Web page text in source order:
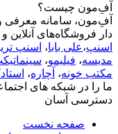
آفِ‌مون چیست؟
آفِ‌مون، سامانه معرفی
دار فروشگاه‌های آنلاین
اسنپ،علی بابا، اسنپ
مدیسه، فیلیمو،
مکتب خونه، آچاره،
ما را در شبکه های
دسترسی آسان
صفحه نخست